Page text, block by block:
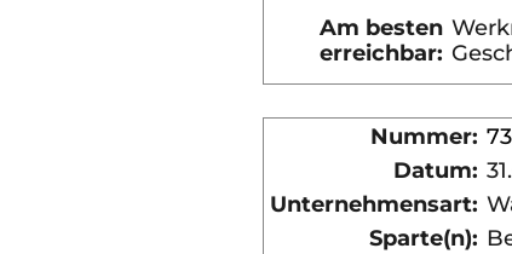
Am besten
erreichbar:
Nummer:
Datum:
Unternehmensart:
Sparte(n):